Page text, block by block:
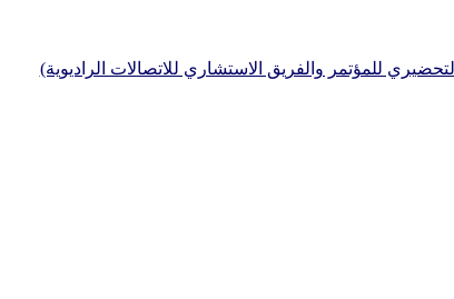
للمؤتمر والفريق الاستشاري للاتصالات الراديوية)